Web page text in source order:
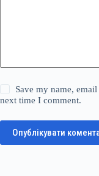
Save my name,
next time I comment.
Опублікувати